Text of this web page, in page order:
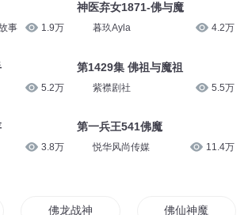
事 1.9万
5.2万
3.8万
神医弃女1871-佛与魔
暮玖Ayla 4.2万
第1429集 佛祖与魔祖
紫襟剧社 5.5万
第一兵王541佛魔
悦华风尚传媒 11.4万
佛龙战神 佛仙神魔